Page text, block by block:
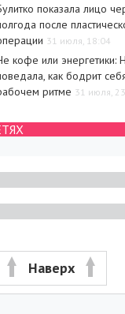
показала лицо
после
31 июля, 18:04
кофе или энергетики:
как бодрит
ритме 31 июля,
Наверх